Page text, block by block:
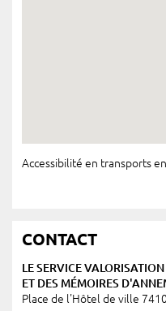
Accessibilité en transports
CONTACT
LE SERVICE
ET DES MÉMOIRES
Place de l'Hôtel de ville